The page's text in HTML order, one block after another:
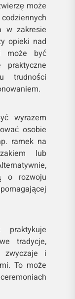
może
w zakresie
opieki nad
może być
praktyczne
trudności
wyrazem
osobie
ramek na
lub
o rozwoju
tradycje,
zwyczaje i
To może